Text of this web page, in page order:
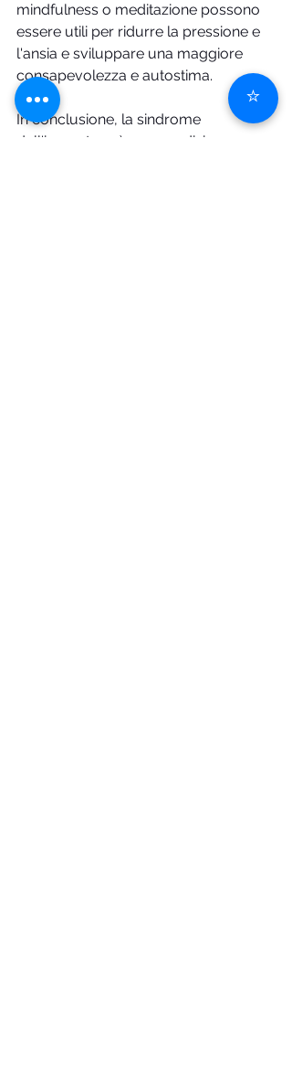
mindfulness o meditazione possono
essere utili per ridurre la pressione e
l'ansia e sviluppare una maggiore
consapevolezza e autostima.
In conclusione, la sindrome
dell'impostore è una condizione
⭐